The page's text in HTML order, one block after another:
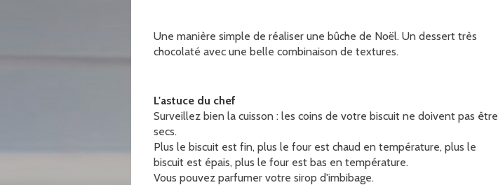
Une manière simple de réaliser une bûche de Noël. Un dessert très
chocolaté avec une belle combinaison de textures.
L'astuce du chef
Surveillez bien la cuisson : les coins de votre biscuit ne doivent pas être
secs.
Plus le biscuit est fin, plus le four est chaud en température, plus le
biscuit est épais, plus le four est bas en température.
Vous pouvez parfumer votre sirop d'imbibage.